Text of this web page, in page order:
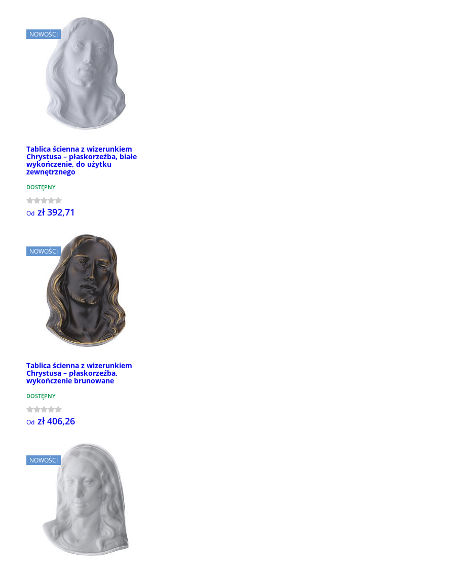
NOWOŚCI
Tablica ścienna z wizerunkiem
Chrystusa – płaskorzeźba, białe
wykończenie, do użytku
zewnętrznego
DOSTĘPNY
Od zł 392,71
NOWOŚCI
Tablica ścienna z wizerunkiem
Chrystusa – płaskorzeźba,
wykończenie brunowane
DOSTĘPNY
Od zł 406,26
NOWOŚCI